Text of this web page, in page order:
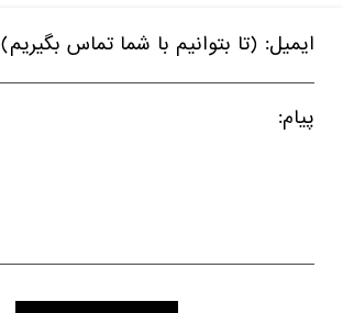
ایمیل: (تا بتوانیم با شما تماس بگیریم)
پیام: